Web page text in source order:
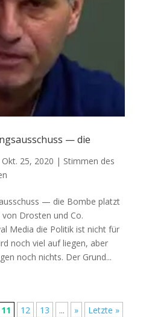
— die
Okt. 25, 2020 | Stimmen des
— die Bombe platzt
Dros­ten und Co.
Media die Poli­tik ist nicht für
noch viel auf lie­gen, aber
noch nichts. Der Grund...
11 12 13 ... » Letzte »